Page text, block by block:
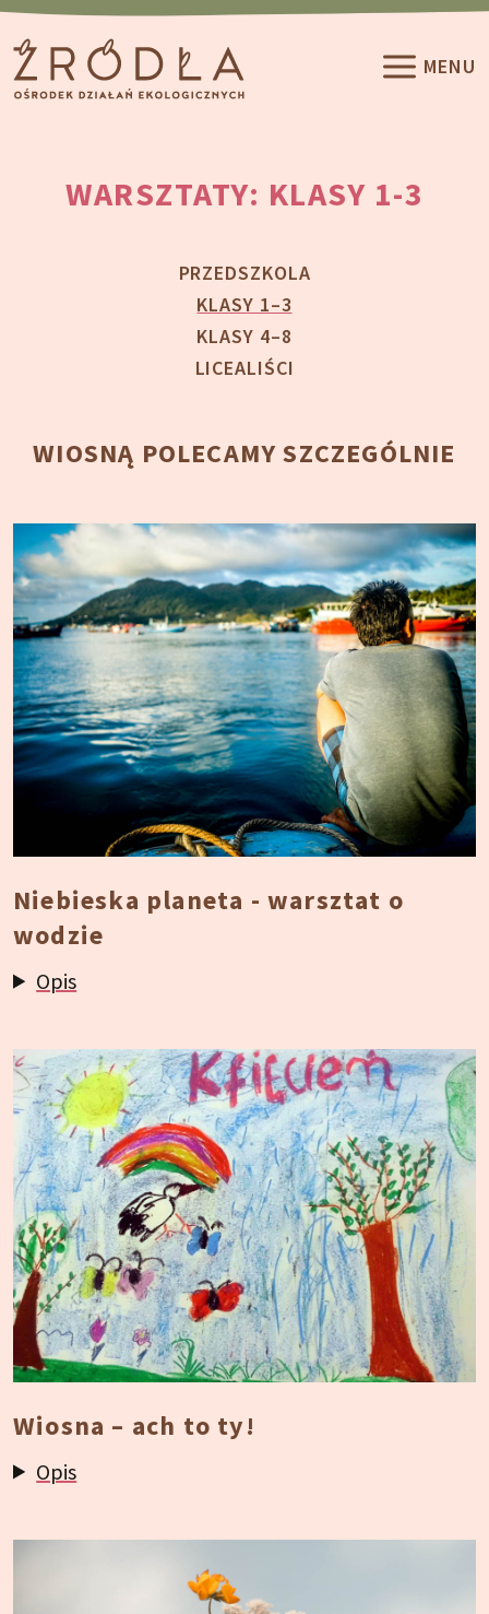
Przeskocz do treści
MENU
WARSZTATY: KLASY 1-3
PRZEDSZKOLA
KLASY 1–3
KLASY 4–8
LICEALIŚCI
WIOSNĄ POLECAMY SZCZEGÓLNIE
Niebieska planeta - warsztat o
wodzie
Opis
Wiosna – ach to ty!
Opis